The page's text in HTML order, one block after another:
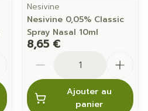
Nesivine
Nesivine 0,05% Classic
Spray Nasal 10ml
8,65 €
Ajouter au
panier